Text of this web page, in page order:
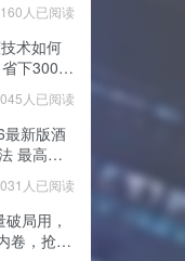
人已阅读
术如何
下3000
示人已阅读
最新版酒
最高单
人已阅读
局用，
卷，抢占